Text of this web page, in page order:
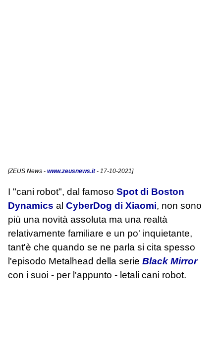
[ZEUS News - www.zeusnews.it- 17-10-2021]
I "cani robot", dal famoso Spot di Boston
Dynamics al CyberDog di Xiaomi, non sono
più una novità assoluta ma una realtà
relativamente familiare e un po' inquietante,
tant'è che quando se ne parla si cita spesso
l'episodo Metalhead della serie Black Mirror
con i suoi - per l'appunto - letali cani robot.